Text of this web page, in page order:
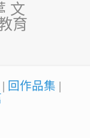
文
育
回作品集